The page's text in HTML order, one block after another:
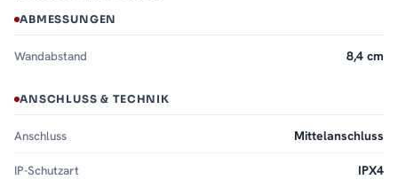
ABMESSUNGEN
Wandabstand 8,4 cm
ANSCHLUSS & TECHNIK
Anschluss Mittelanschluss
IP-Schutzart IPX4